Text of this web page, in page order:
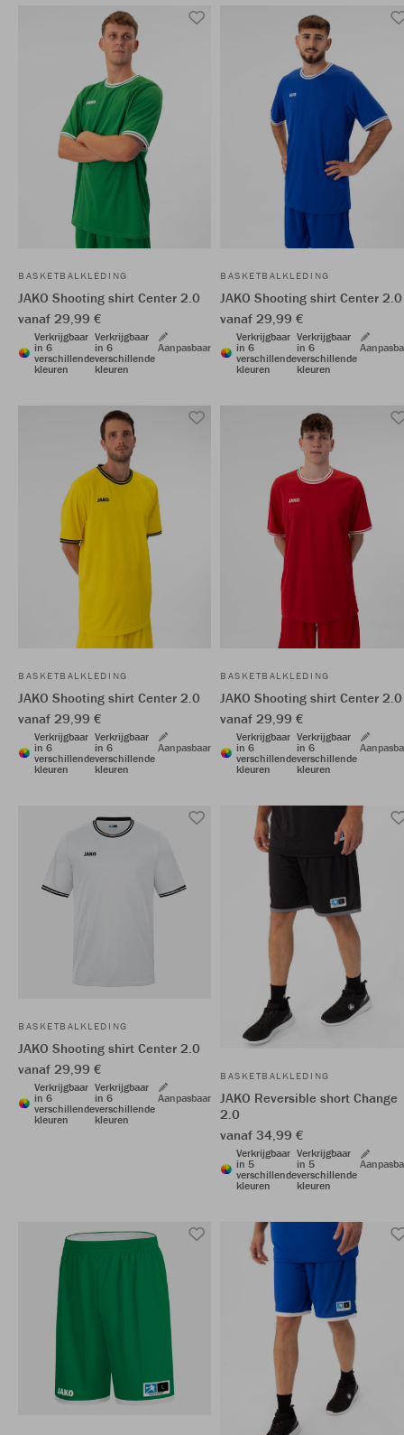
BASKETBALKLEDING
JAKO Shooting shirt Center 2.0
vanaf 29,99 €
Verkrijgbaar
in 6
verschillende
kleuren
Verkrijgbaar
in 6
verschillende
kleuren
Aanpasbaar
BASKETBALKLEDING
JAKO Shooting shirt Center 2.0
vanaf 29,99 €
Verkrijgbaar
in 6
verschillende
kleuren
Verkrijgbaar
in 6
verschillende
kleuren
BASKETBALKLEDING
JAKO Shooting shirt Center 2.0
vanaf 29,99 €
Verkrijgbaar
in 6
verschillende
kleuren
Verkrijgbaar
in 6
verschillende
kleuren
Aanpasbaar
BASKETBALKLEDING
JAKO Shooting shirt Center 2.0
vanaf 29,99 €
Verkrijgbaar
in 6
verschillende
kleuren
Verkrijgbaar
in 6
verschillende
kleuren
BASKETBALKLEDING
JAKO Shooting shirt Center 2.0
vanaf 29,99 €
Verkrijgbaar
in 6
verschillende
kleuren
Verkrijgbaar
in 6
verschillende
kleuren
Aanpasbaar
BASKETBALKLEDING
JAKO Reversible short Change
2.0
vanaf 34,99 €
Verkrijgbaar
in 5
verschillende
kleuren
Verkrijgbaar
in 5
verschillende
kleuren